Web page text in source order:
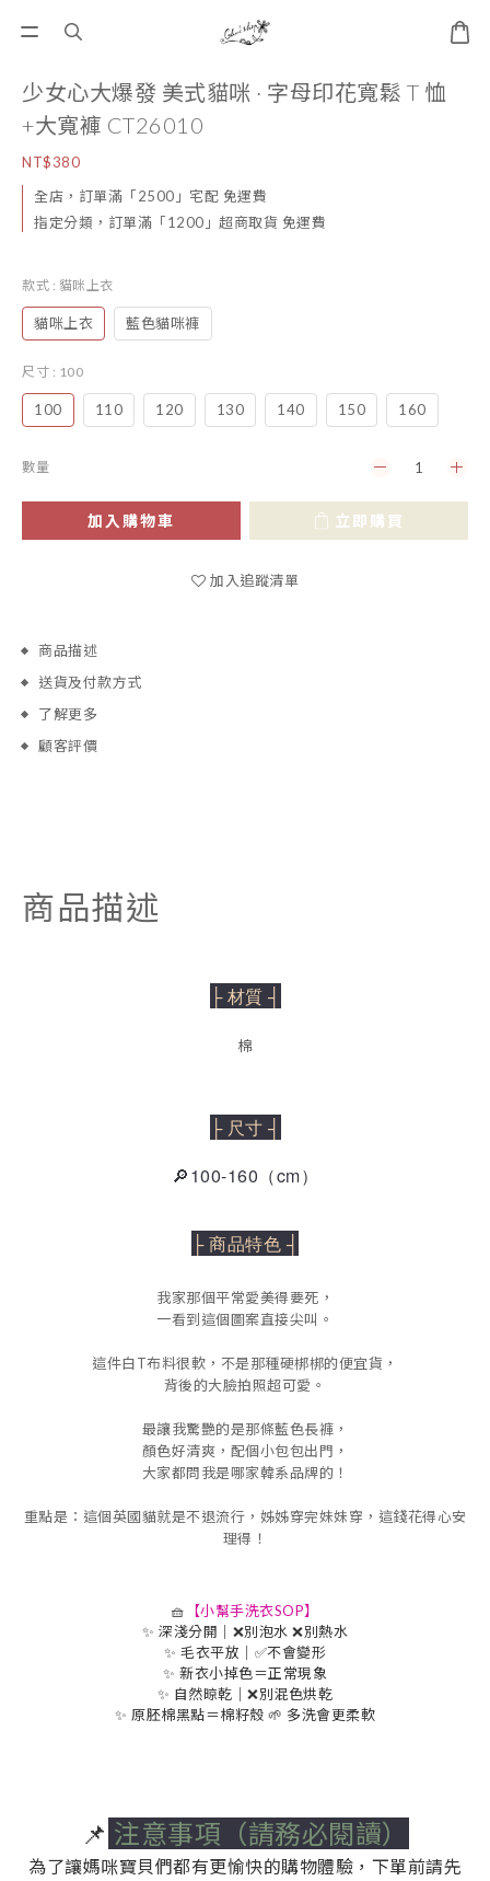
少女心大爆發 美式貓咪 · 字母印花寬鬆 T 恤
+大寬褲 CT26010
NT$380
全店，訂單滿「2500」宅配 免運費
指定分類，訂單滿「1200」超商取貨 免運費
款式 : 貓咪上衣
貓咪上衣 藍色貓咪褲
尺寸 : 100
100 110 120 130 140 150 160
數量
加入購物車 立即購買
加入追蹤清單
商品描述
送貨及付款方式
了解更多
顧客評價
商品描述
├ 材質 ┤
棉
├ 尺寸 ┤
🔎100-160（cm）
├ 商品特色 ┤
我家那個平常愛美得要死，
一看到這個圖案直接尖叫。
這件白T布料很軟，不是那種硬梆梆的便宜貨，
背後的大臉拍照超可愛。
最讓我驚艷的是那條藍色長褲，
顏色好清爽，配個小包包出門，
大家都問我是哪家韓系品牌的！
重點是：這個英國貓就是不退流行，姊姊穿完妹妹穿，這錢花得心安
理得！
🧺
【小幫手洗衣SOP】
✨ 深淺分開｜❌別泡水 ❌別熱水
✨ 毛衣平放｜✅不會變形
✨ 新衣小掉色＝正常現象
✨ 自然晾乾｜❌別混色烘乾
✨ 原胚棉黑點＝棉籽殼 🌱 多洗會更柔軟
📌 注意事項（請務必閱讀）
為了讓媽咪寶貝們都有更愉快的購物體驗，下單前請先